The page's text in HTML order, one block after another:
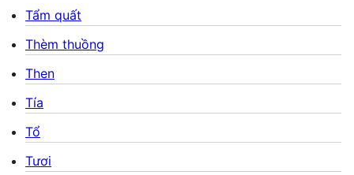
Tẩm quất
Thèm thuồng
Then
Tía
Tổ
Tươi